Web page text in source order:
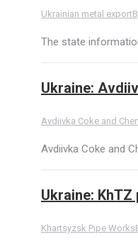
Ukrainian metal export
The state
Ukraine:
Avdiivka Coke and
Avdiivka Coke and
Ukraine:
Khartsyzsk Pipe Works